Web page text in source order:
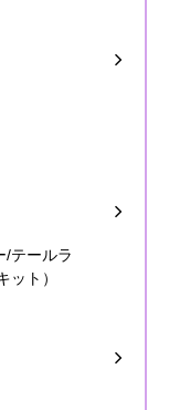
/テールラ
ット）